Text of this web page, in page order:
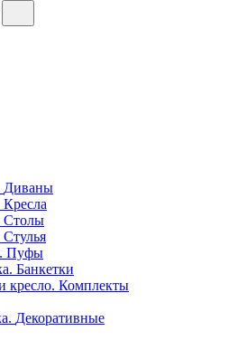
Диваны
Кресла
Столы
Стулья
Пуфы
Банкетки
Комплекты
Декоративные